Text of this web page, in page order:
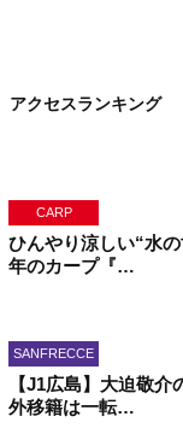
アクセスランキング
CARP
ひんやり涼しい“水
年のカープ『…
SANFRECCE
【J1広島】大迫敬
外移籍は一転…